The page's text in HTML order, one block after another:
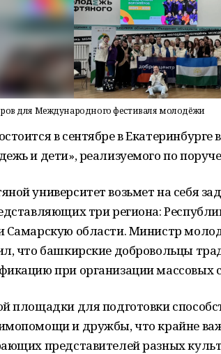
для Международного фестиваля молодёжи
в сентябре в
и дети», реализуемого по
университет возьмет на себя
три региона:
Самарскую области. Министр
что башкирские добровольцы
при организации массовых
площадки для подготовки
и дружбы, что крайне
представителей разных